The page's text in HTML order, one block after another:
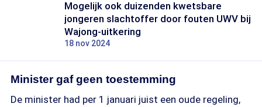
Mogelijk ook duizenden kwetsbare
jongeren slachtoffer door fouten UWV bij
Wajong-uitkering
18 nov 2024
Minister gaf geen toestemming
De minister had per 1 januari juist een oude regeling,